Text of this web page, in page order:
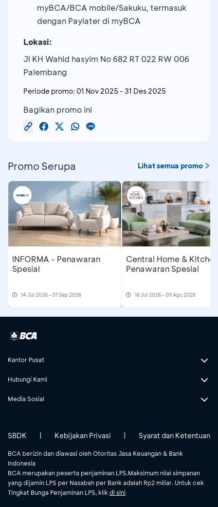
myBCA/BCA mobile/Sakuku, termasuk
dengan Paylater di myBCA
Lokasi:
Jl KH Wahid hasyim No 682 RT 022 RW 006
Palembang
Periode promo: 01 Nov 2025 - 31 Des 2025
Bagikan promo ini
Promo Serupa Lihat semua promo
INFORMA - Penawaran
Spesial
14 Jul 2026 - 07 Sep 2026
Central Home &
Penawaran Spesial
16 Jul 2026 - 09 Agu 2026
Kantor Pusat
Hubungi Kami
Media Sosial
BCA berizin dan diawasi oleh Otoritas Jasa Keuangan & Bank
Indonesia
BCA merupakan peserta penjaminan LPS.Maksimum nilai simpanan
yang dijamin LPS per Nasabah per Bank adalah Rp2 miliar. Untuk cek
Tingkat Bunga Penjaminan LPS, klik di sini
SBDK | Kebijakan Privasi | Syarat dan Ketentuan